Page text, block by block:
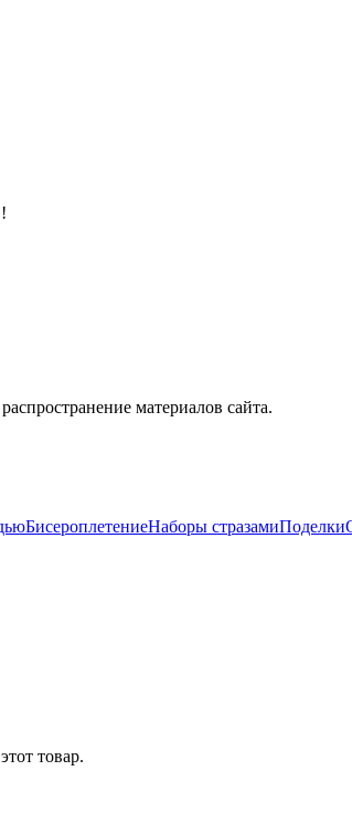
материалов сайта.
БисероплетениеНаборы стразамиПоделки
товар.